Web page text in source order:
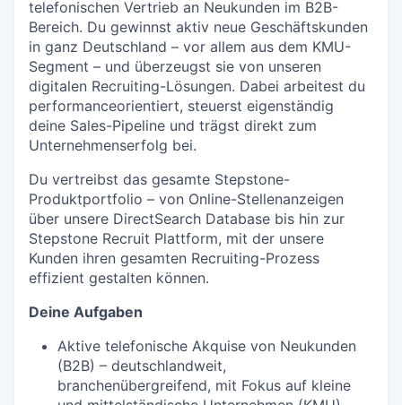
telefonischen Vertrieb an Neukunden im B2B-
Bereich. Du gewinnst aktiv neue Geschäftskunden
in ganz Deutschland – vor allem aus dem KMU-
Segment – und überzeugst sie von unseren
digitalen Recruiting-Lösungen. Dabei arbeitest du
performanceorientiert, steuerst eigenständig
deine Sales-Pipeline und trägst direkt zum
Unternehmenserfolg bei.
Du vertreibst das gesamte Stepstone-
Produktportfolio – von Online-Stellenanzeigen
über unsere DirectSearch Database bis hin zur
Stepstone Recruit Plattform, mit der unsere
Kunden ihren gesamten Recruiting-Prozess
effizient gestalten können.
Deine Aufgaben
Aktive telefonische Akquise von Neukunden
(B2B) – deutschlandweit,
branchenübergreifend, mit Fokus auf kleine